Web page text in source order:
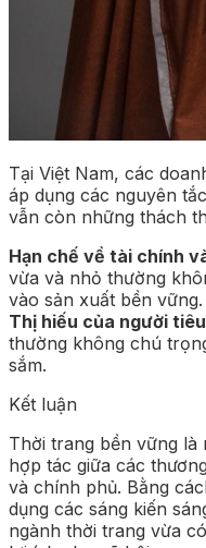
Tại Việt Nam, các
áp dụng các nguyên
vẫn còn những thách
Hạn chế về tài chính
vừa và nhỏ thường
vào sản xuất bền vững.
Thị hiếu của người
thường không chú
sắm.
Kết luận
Thời trang bền vững
hợp tác giữa các
và chính phủ. Bằng
dụng các sáng kiến
ngành thời trang vừa